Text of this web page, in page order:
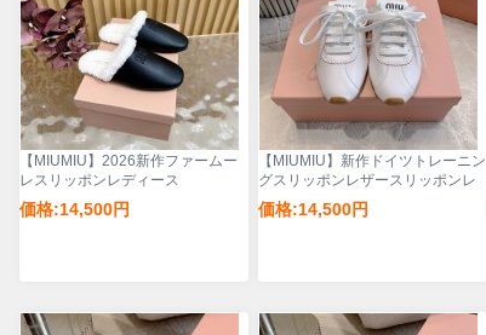
【MIUMIU】2026新作ファームー
レスリッポンレディース
価格:14,500円
【MIUMIU】新作ドイツトレーニン
グスリッポンレザースリッポンレ
ディース
価格:14,500円